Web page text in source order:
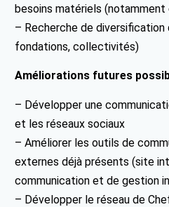
besoins matériels
– Recherche de
fondations, collectivités)
Améliorations futures
– Développer une
et les réseaux sociaux
– Améliorer les outils de
externes déjà présents (site
communication et de gestion
– Développer le réseau de